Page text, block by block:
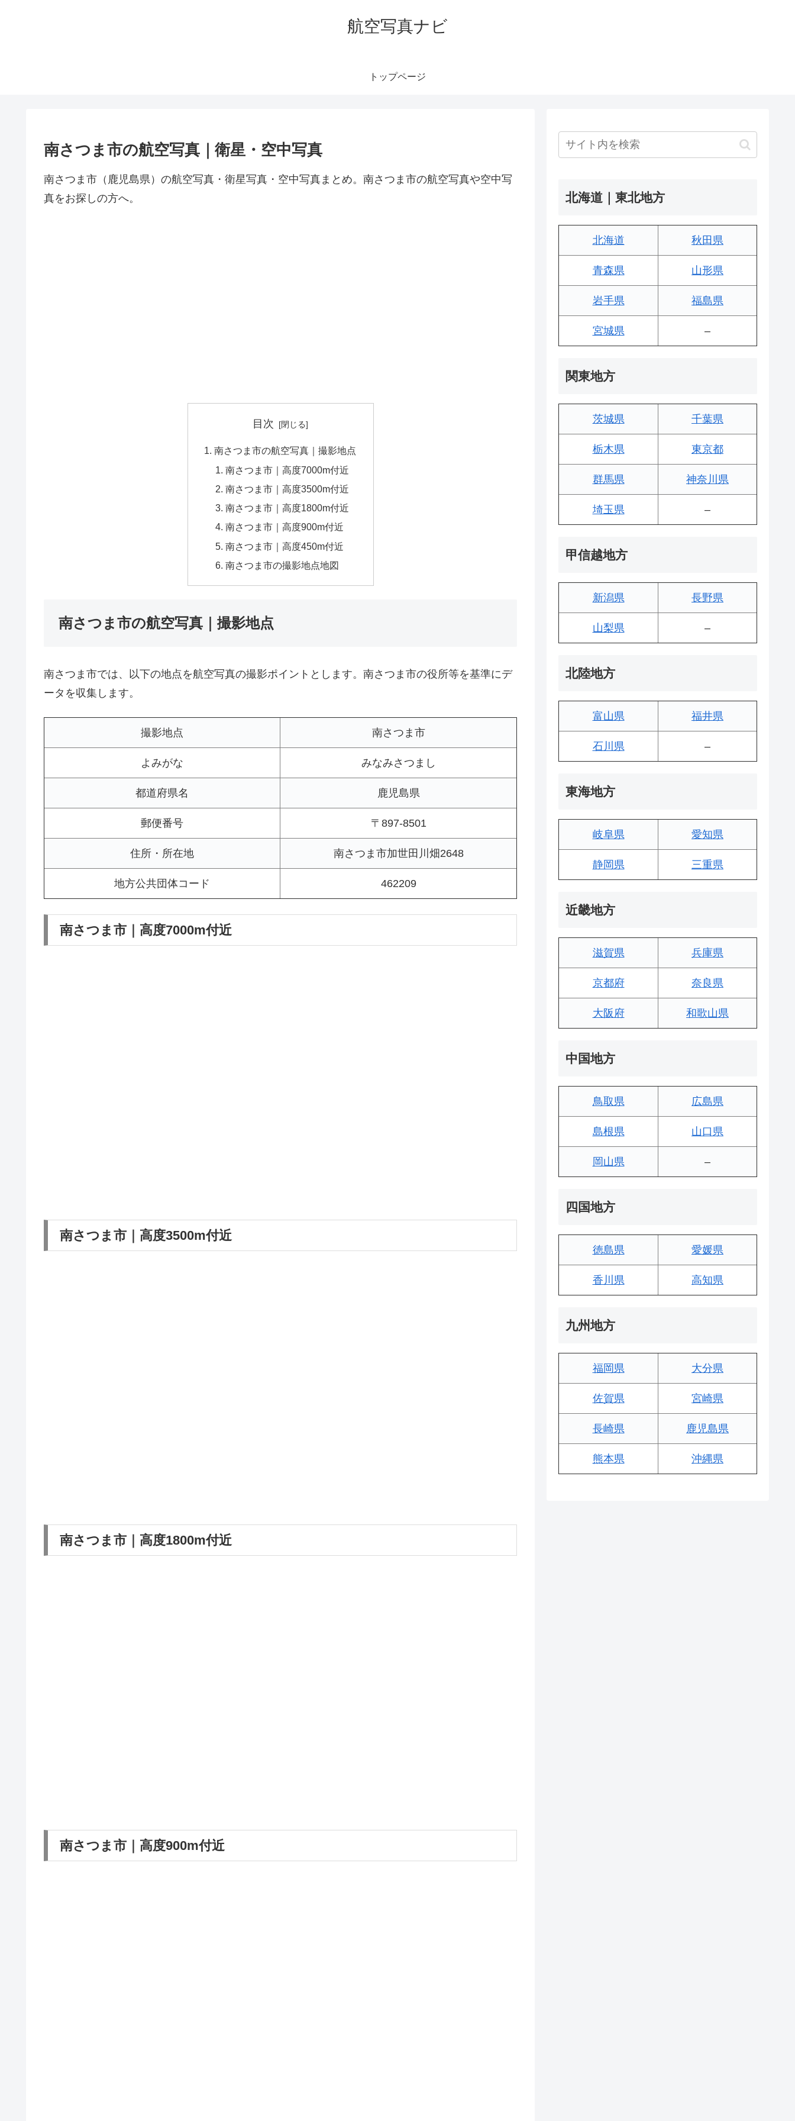
航空写真ナビ
トップページ
南さつま市の航空写真｜衛星・空中写真
南さつま市（鹿児島県）の航空写真・衛星写真・空中写真まとめ。南さつま市の航空写真や空中写
真をお探しの方へ。
目次
南さつま市の航空写真｜撮影地点
南さつま市｜高度7000m付近
南さつま市｜高度3500m付近
南さつま市｜高度1800m付近
南さつま市｜高度900m付近
南さつま市｜高度450m付近
南さつま市の撮影地点地図
南さつま市の航空写真｜撮影地点
南さつま市では、以下の地点を航空写真の撮影ポイントとします。南さつま市の役所等を基準にデ
ータを収集します。
撮影地点 南さつま市
よみがな みなみさつまし
都道府県名 鹿児島県
郵便番号 〒897-8501
住所・所在地 南さつま市加世田川畑2648
地方公共団体コード 462209
南さつま市｜高度7000m付近
南さつま市｜高度3500m付近
南さつま市｜高度1800m付近
南さつま市｜高度900m付近
北海道｜東北地方
北海道 秋田県
青森県 山形県
岩手県 福島県
宮城県 –
関東地方
茨城県 千葉県
栃木県 東京都
群馬県 神奈川県
埼玉県 –
甲信越地方
新潟県 長野県
山梨県 –
北陸地方
富山県 福井県
石川県 –
東海地方
岐阜県 愛知県
静岡県 三重県
近畿地方
滋賀県 兵庫県
京都府 奈良県
大阪府 和歌山県
中国地方
鳥取県 広島県
島根県 山口県
岡山県 –
四国地方
徳島県 愛媛県
香川県 高知県
九州地方
福岡県 大分県
佐賀県 宮崎県
長崎県 鹿児島県
熊本県 沖縄県